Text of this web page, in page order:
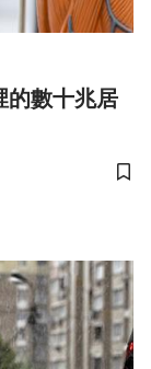
的數十兆居
儲